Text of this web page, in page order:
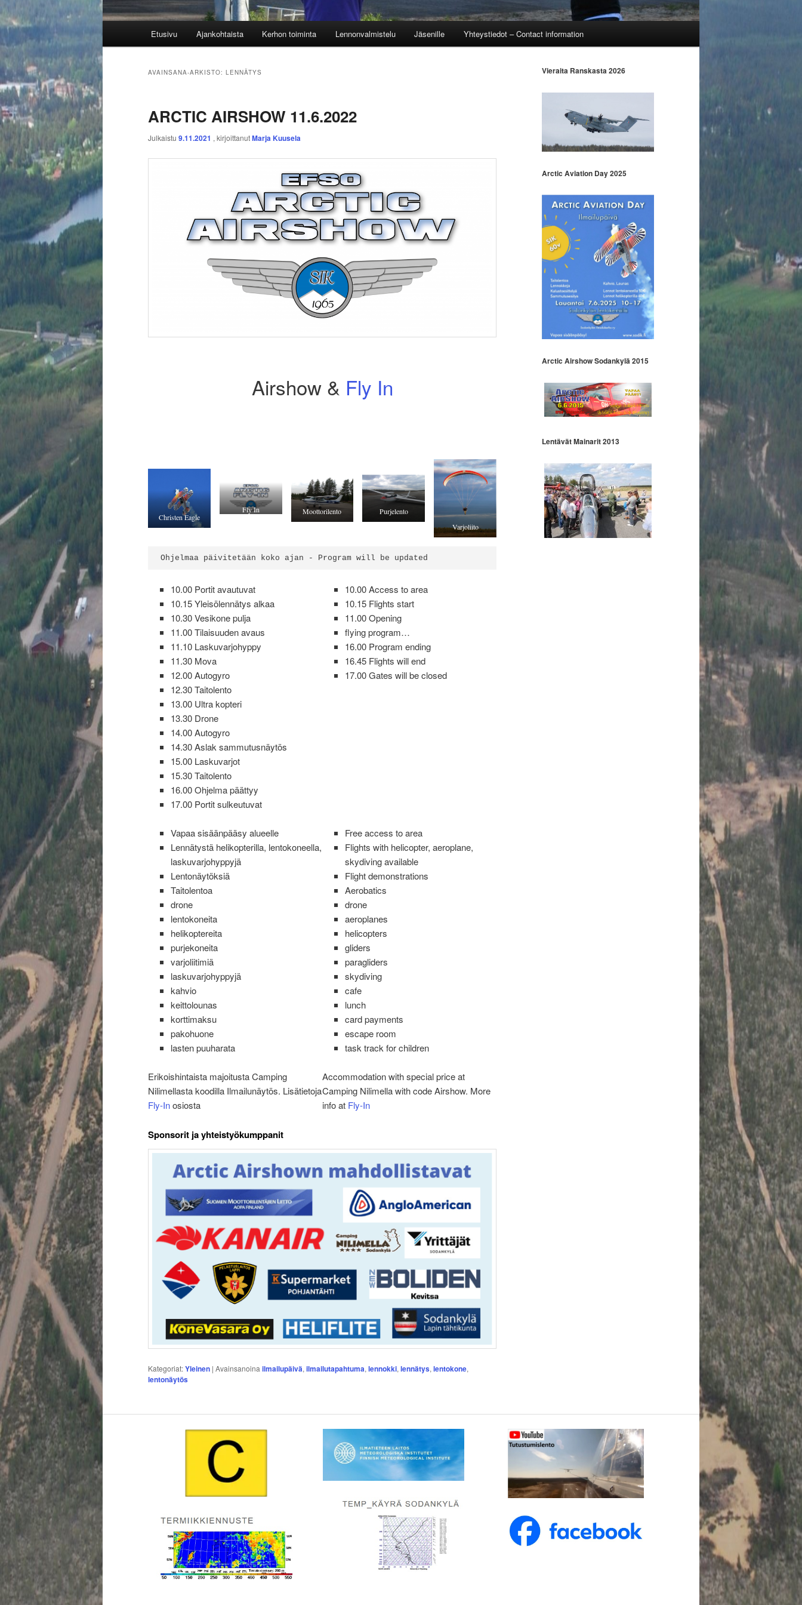
Etusivu Ajankohtaista Kerhon toiminta Lennonvalmistelu Jäsenille Yhteystiedot – Contact information
AVAINSANA-ARKISTO: LENNÄTYS
ARCTIC AIRSHOW 11.6.2022
Julkaistu 9.11.2021 , kirjoittanutMarja Kuusela
Airshow & Fly In
Christen Eagle
Fly In Moottorilento
Purjelento
Varjoliito
Ohjelmaa päivitetään koko ajan - Program will be updated
10.00 Portit avautuvat
10.15 Yleisölennätys alkaa
10.30 Vesikone pulja
11.00 Tilaisuuden avaus
11.10 Laskuvarjohyppy
11.30 Mova
12.00 Autogyro
12.30 Taitolento
13.00 Ultra kopteri
13.30 Drone
14.00 Autogyro
14.30 Aslak sammutusnäytös
15.00 Laskuvarjot
15.30 Taitolento
16.00 Ohjelma päättyy
17.00 Portit sulkeutuvat
10.00 Access to area
10.15 Flights start
11.00 Opening
flying program…
16.00 Program ending
16.45 Flights will end
17.00 Gates will be closed
Vapaa sisäänpääsy alueelle
Lennätystä helikopterilla, lentokoneella,
laskuvarjohyppyjä
Lentonäytöksiä
Taitolentoa
drone
lentokoneita
helikoptereita
purjekoneita
varjoliitimiä
laskuvarjohyppyjä
kahvio
keittolounas
korttimaksu
pakohuone
lasten puuharata
Erikoishintaista majoitusta Camping
Nilimellasta koodilla Ilmailunäytös. Lisätietoja
Fly-Inosiosta
Free access to area
Flights with helicopter, aeroplane,
skydiving available
Flight demonstrations
Aerobatics
drone
aeroplanes
helicopters
gliders
paragliders
skydiving
cafe
lunch
card payments
escape room
task track for children
Accommodation with special price at
Camping Nilimella with code Airshow. More
info at Fly-In
Sponsorit ja yhteistyökumppanit
Kategoriat:Yleinen | Avainsanoina ilmailupäivä, ilmailutapahtuma, lennokki, lennätys, lentokone,
lentonäytös
Vieraita Ranskasta2026
Arctic Aviation Day 2025
Arctic Airshow Sodankylä 2015
Lentävät Mainarit 2013